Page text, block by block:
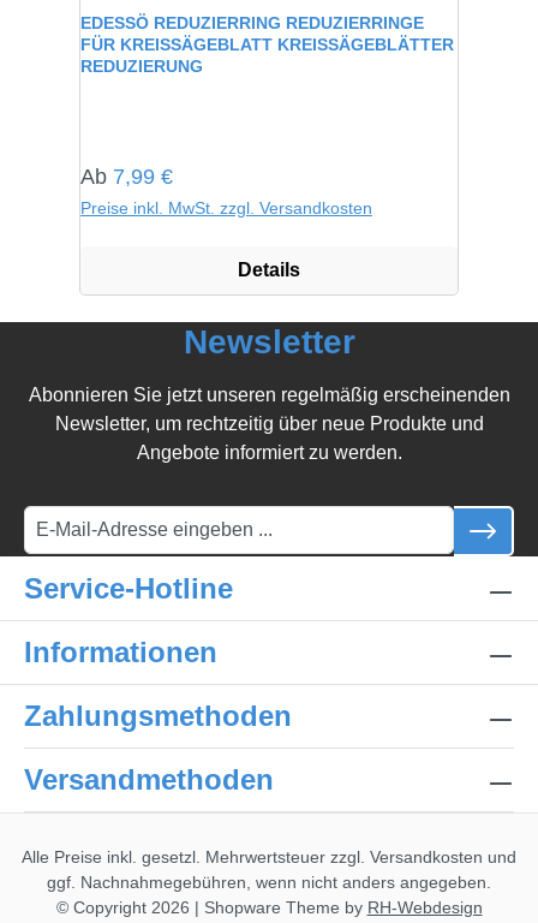
Durchschnittliche Bewertung von 5 von 5 Sternen
EDESSÖ REDUZIERRING REDUZIERRINGE
FÜR KREISSÄGEBLATT KREISSÄGEBLÄTTER
REDUZIERUNG
Regulärer Preis:
Ab 7,99 €
Preise inkl. MwSt. zzgl. Versandkosten
Details
Newsletter
Abonnieren Sie jetzt unseren regelmäßig erscheinenden
Newsletter, um rechtzeitig über neue Produkte und
Angebote informiert zu werden.
Service-Hotline
Informationen
Zahlungsmethoden
Versandmethoden
Alle Preise inkl. gesetzl. Mehrwertsteuer zzgl. Versandkosten und
ggf. Nachnahmegebühren, wenn nicht anders angegeben.
© Copyright 2026 | Shopware Theme by RH-Webdesign